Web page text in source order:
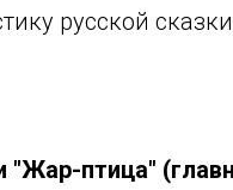
русской
"Жар-птица"